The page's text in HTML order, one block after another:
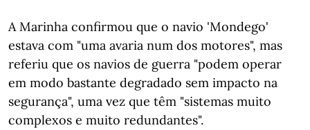
A Marinha confirmou que o navio 'Mondego'
estava com "uma avaria num dos motores", mas
referiu que os navios de guerra "podem operar
em modo bastante degradado sem impacto na
segurança", uma vez que têm "sistemas muito
complexos e muito redundantes".